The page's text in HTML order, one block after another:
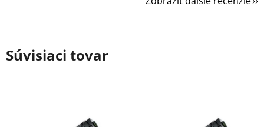
Súvisiaci tovar